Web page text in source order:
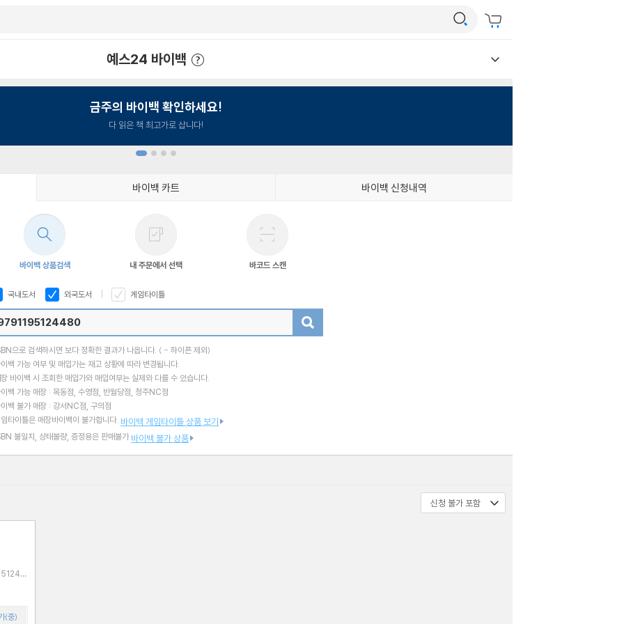
예스24 바이백
금주의 바이백 확인하세요!
다 읽은 책 최고가로 삽니다!
바이백 카트 바이백 신청내역
바이백 상품검색 내 주문에서 선택 바코드 스캔
국내도서 외국도서 게임타이틀
으로 검색하시면 보다 정확한 결과가 나옵니다. ( - 하이픈 제외)
백 가능 여부 및 매입가는 재고 상황에 따라 변경됩니다.
바이백 시 조회한 매입가와 매입여부는 실제와 다를 수 있습니다.
백 가능 매장 : 목동점, 수영점, 반월당점, 청주NC점
백 불가 매장 : 강서NC점, 구의점
타이틀은 매장바이백이 불가합니다. 바이백 게임타이틀 상품 보기
불일치, 상태불량, 증정용은 판매불가 바이백 불가 상품
(중)